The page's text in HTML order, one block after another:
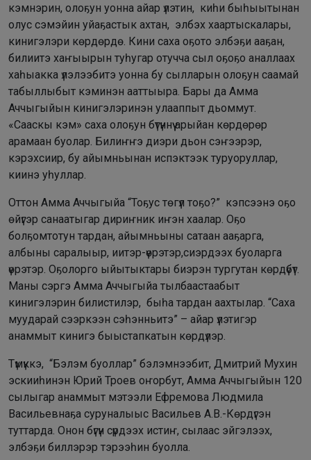
кэмнэрин, олоҕун уонна айар үлэтин, киһи быһыытынан
олус сэмэйин уйаҕастык ахтан, элбэх хаартыскалары,
кинигэлэри көрдөрдө. Кини саха оҕото элбэҕи ааҕан,
билиитэ хаҥыырын туһугар отучча сыл оҕоҕо аналлаах
хаһыакка үлэлээбитэ уонна бу сылларын олоҕун саамай
табыллыбыт кэминэн ааттыыра. Бары да Амма
Аччыгыйын кинигэлэринэн улааппыт дьоммут.
«Сааскы кэм» саха олоҕун бүтүннүү арыйан көрдөрөр
арамаан буолар. Билиҥҥэ диэри дьон сэҥээрэр,
кэрэхсиир, бу айымньынан испэктээк туруоруллар,
киинэ уһуллар.
Оттон Амма Аччыгыйа “Тоҕус төгүл тоҕо?” кэпсээнэ оҕо
өйүгэр санаатыгар дириҥник иҥэн хаалар. Оҕо
болҕомтотун тардан, айымньыны сатаан ааҕарга,
албыны саралыыр, иитэр-үөрэтэр,сиэрдээх буоларга
үөрэтэр. Оҕолорго ыйытыктары биэрэн тургутан көрдүбүт.
Маны сэргэ Амма Аччыгыйа тылбаастаабыт
кинигэлэрин билистилэр, быһа тардан аахтылар. “Саха
муударай сээркээн сэһэнньитэ” – айар үлэтигэр
анаммыт кинигэ быыстапкатын көрдүлэр.
Түмүккэ, “Бэлэм буоллар” бэлэмнээбит, Дмитрий Мухин
эскииһинэн Юрий Троев оҥорбут, Амма Аччыгыйын 120
сылыгар анаммыт мэтээли Ефремова Людмила
Васильевнаҕа суруналыыс Васильев А.В.-Көрдүгэн
туттарда. Онон бүгүн сүрдээх истиҥ, сылаас эйгэлээх,
элбэҕи биллэрэр тэрээһин буолла.